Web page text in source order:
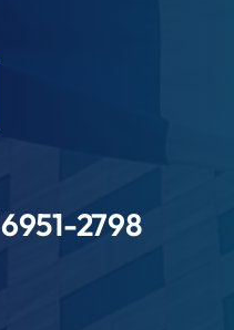
6951-2798